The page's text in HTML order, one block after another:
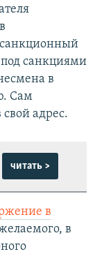
санкциями
в
Сам
адрес.
читать >
в
в